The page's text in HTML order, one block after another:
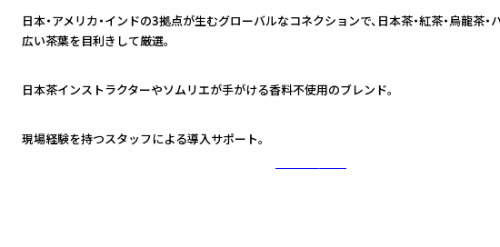
日本・アメリカ・インドの3拠点が生むグローバルなコネクションで、日本茶・紅茶・烏龍茶
広い茶葉を目利きして厳選。
日本茶インストラクターやソムリエが手がける香料不使用のブレンド。
現場経験を持つスタッフによる導入サポート。